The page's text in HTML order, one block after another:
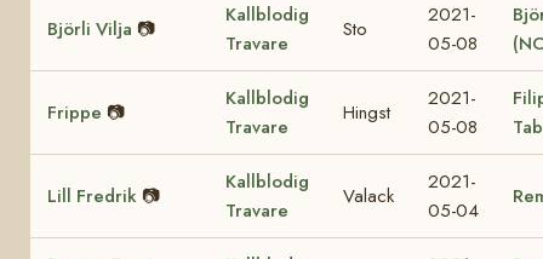
Björli Vilja 📷
Kallblodig
Travare
Sto
2021-
05-08
Frippe 📷
Kallblodig
Travare
Hingst
2021-
05-08
Lill Fredrik 📷
Kallblodig
Travare
Valack
2021-
05-04